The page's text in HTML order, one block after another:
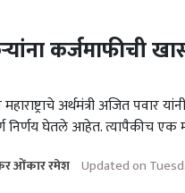
कर्जमाफीची
महाराष्ट्राचे अर्थमंत्री अजित
निर्णय घेतले आहेत. त्यापैकीच एक
ओंकार रमेश Updated on